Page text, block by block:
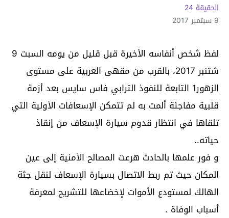
الحقيقة 24
9 سبتمبر 2017
لفظ شخص أنفاسه الأخيرة قبل قليل من يومه السبت 9
شتنبر 2017، بالقرب من مقهى العربية على مستوى
الزهور1 التابعة للنفوذ الترابي فاس سايس بعد أزمة
قلبية مفاجئة ألمت به لم تتمكن الإسعافات الأولية التي
تلقاها في انتظار قدوم سيارة الإسعاف من إنقاذ
حياته..
و فور علمها بالحادث هرعت المصالح الأمنية إلى عين
المكان حيث تم ربط الاتصال بسيارة الإسعاف لنقل جثة
الهالك لمستودع الأموات لإخضاعها للتشريح لمعرفة
أسباب الوفاة .